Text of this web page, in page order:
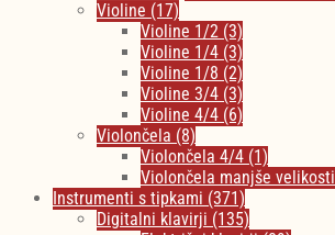
Violine (17)
Violine 1/2 (3)
Violine 1/4 (3)
Violine 1/8 (2)
Violine 3/4 (3)
Violine 4/4 (6)
Violončela (8)
Violončela 4/4 (1)
Violončela manjše velikosti
Instrumenti s tipkami (371)
Digitalni klavirji (135)